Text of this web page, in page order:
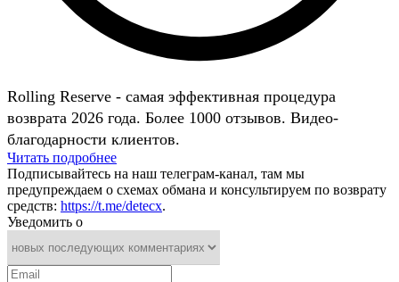
Rolling Reserve - самая эффективная процедура
возврата 2026 года. Более 1000 отзывов. Видео-
благодарности клиентов.
Читать подробнее
Подписывайтесь на наш телеграм-канал, там мы
предупреждаем о схемах обмана и консультируем по возврату
средств: https://t.me/detecx.
Уведомить о